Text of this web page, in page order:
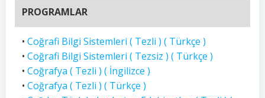
PROGRAMLAR
• Coğrafi Bilgi Sistemleri ( Tezli ) ( Türkçe )
• Coğrafi Bilgi Sistemleri ( Tezsiz ) ( Türkçe )
• Coğrafya ( Tezli ) ( İngilizce )
• Coğrafya ( Tezli ) ( Türkçe )